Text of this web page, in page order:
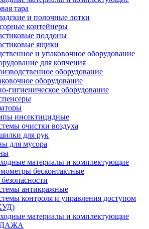
тара
и полочные лотки
контейнеры
поддоны
ящики
и упаковочное оборудование
для копчения
оборудование
оборудование
гигиеническое оборудование
инсектицидные
очистки воздуха
для рук
для мусора
материалы и комплектующие
бесконтактные
антикражные
контроля и управления доступом
материалы и комплектующие